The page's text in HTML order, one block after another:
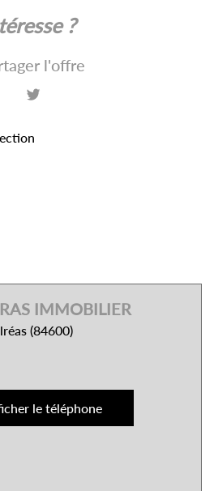
(26110)
?
l'offre
IMMOBILIER
(84600)
le téléphone